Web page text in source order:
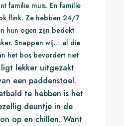
familie muis. En familie
flink. Ze hebben 24/7
hun ogen zijn bedekt
Snappen wij… al die
het bos bevordert niet
ligt lekker uitgezakt
een paddenstoel.
te hebben is het
deuntje in de
op en chillen. Want